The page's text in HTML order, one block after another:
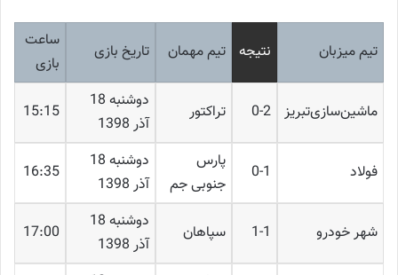
تیم میزبان نتیجه تیم مهمان تاریخ بازی
ساعت
بازی
ماشین‌سازی‌تبریز 0-2 تراکتور
دوشنبه 18
آذر 1398
15:15
فولاد 0-1
پارس
جنوبی جم
دوشنبه 18
آذر 1398
16:35
شهر خودرو 1-1 سپاهان
دوشنبه 18
آذر 1398
17:00